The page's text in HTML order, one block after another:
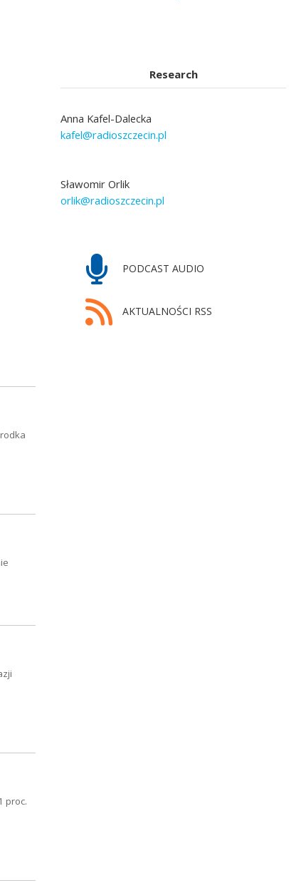
Research
Anna Kafel-Dalecka
kafel@radioszczecin.pl
Sławomir Orlik
orlik@radioszczecin.pl
PODCAST AUDIO
AKTUALNOŚCI RSS
proc.